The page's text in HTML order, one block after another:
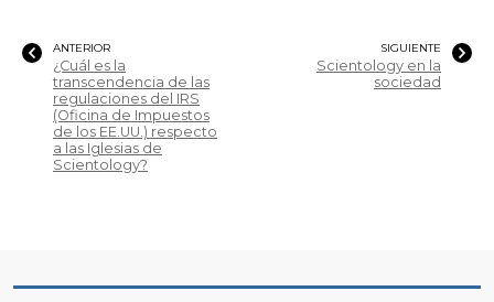
ANTERIOR
¿Cuál es la
transcendencia de las
regulaciones del IRS
(Oficina de Impuestos
de los EE.UU.) respecto
a las Iglesias de
Scientology?
SIGUIENTE
Scientology en la
sociedad